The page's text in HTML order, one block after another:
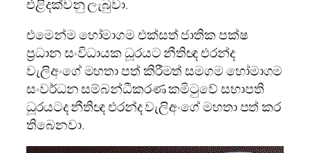
එළිදක්වනු ලැබුවා.
එමෙන්ම හෝමාගම එක්සත් ජාතික පක්ෂ
ප්‍රධාන සංවිධායක ධූරයට නීතිඥ එරන්ද
වැලිඅංගේ මහතා පත් කිරීමත් සමගම හෝමාගම
සංවර්ධන සම්බන්ධීකරණ කමිටුවේ සභාපති
ධූරයටද නීතිඥ එරන්ද වැලිඅංගේ මහතා පත් කර
තිබෙනවා.